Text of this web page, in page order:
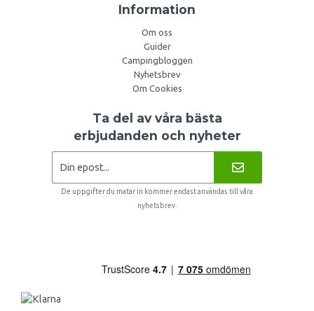
Information
Om oss
Guider
Campingbloggen
Nyhetsbrev
Om Cookies
Ta del av våra bästa
erbjudanden och nyheter
De uppgifter du matar in kommer endast användas till våra
nyhetsbrev.